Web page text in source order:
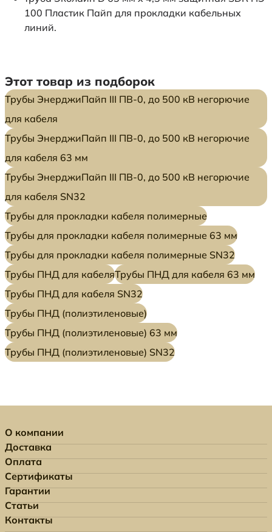
100 Пластик Пайп для прокладки кабельных
линий.
Этот товар из подборок
Трубы ЭнерджиПайп III ПВ-0, до 500 кВ негорючие
для кабеля
Трубы ЭнерджиПайп III ПВ-0, до 500 кВ негорючие
для кабеля 63 мм
Трубы ЭнерджиПайп III ПВ-0, до 500 кВ негорючие
для кабеля SN32
Трубы для прокладки кабеля полимерные
Трубы для прокладки кабеля полимерные 63 мм
Трубы для прокладки кабеля полимерные SN32
Трубы ПНД для кабеляТрубы ПНД для кабеля 63 мм
Трубы ПНД для кабеля SN32
Трубы ПНД (полиэтиленовые)
Трубы ПНД (полиэтиленовые) 63 мм
Трубы ПНД (полиэтиленовые) SN32
О компании
Доставка
Оплата
Сертификаты
Гарантии
Статьи
Контакты